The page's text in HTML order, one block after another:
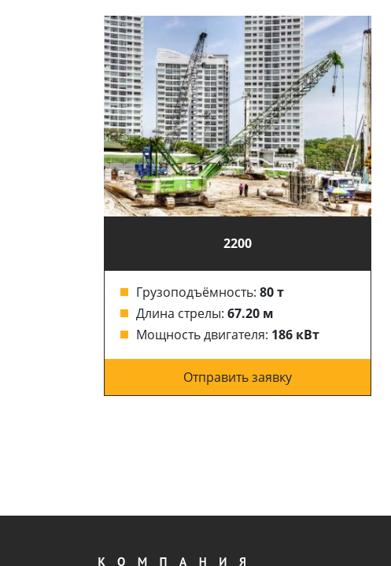
2200
Грузоподъёмность: 80 т
Длина стрелы: 67.20 м
Мощность двигателя: 186 кВт
Отправить заявку